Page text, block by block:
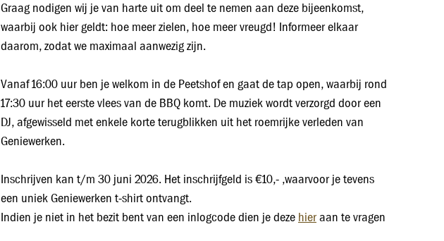
Graag nodigen wij je van harte uit om deel te nemen aan deze bijeenkomst,
waarbij ook hier geldt: hoe meer zielen, hoe meer vreugd! Informeer elkaar
daarom, zodat we maximaal aanwezig zijn.
Vanaf 16:00 uur ben je welkom in de Peetshof en gaat de tap open, waarbij rond
17:30 uur het eerste vlees van de BBQ komt. De muziek wordt verzorgd door een
DJ, afgewisseld met enkele korte terugblikken uit het roemrijke verleden van
Geniewerken.
Inschrijven kan t/m 30 juni 2026. Het inschrijfgeld is €10,- ,waarvoor je tevens
een uniek Geniewerken t-shirt ontvangt.
Indien je niet in het bezit bent van een inlogcode dien je deze hieraan te vragen